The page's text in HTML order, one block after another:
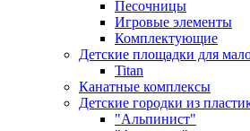
Песочницы
Игровые элементы
Комплектующие
Детские площадки для
Titan
Канатные комплексы
Детские городки из
"Альпинист"